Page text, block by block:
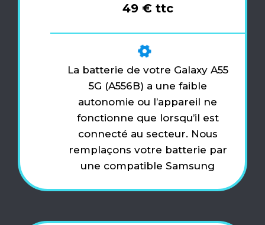
49 € ttc
La batterie de votre Galaxy A55
5G (A556B) a une faible
autonomie ou l’appareil ne
fonctionne que lorsqu’il est
connecté au secteur. Nous
remplaçons votre batterie par
une compatible Samsung